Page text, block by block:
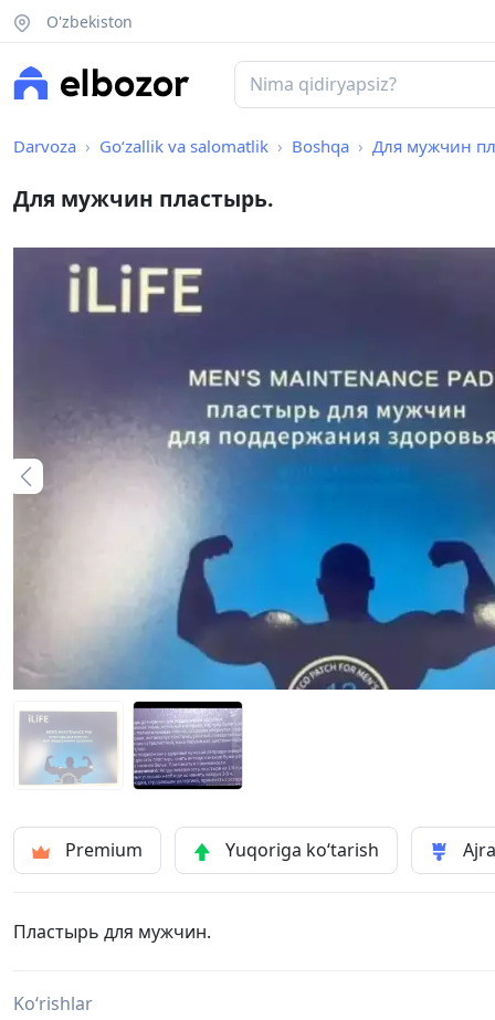
O'zbekiston
Darvoza Go‘zallik va salomatlik Boshqa Для мужчин
Для мужчин пластырь.
Premium Yuqoriga ko‘tarish
Пластырь для мужчин.
Ko‘rishlar